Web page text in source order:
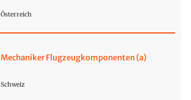
Österreich
Mechaniker Flugzeugkomponenten (a)
Schweiz